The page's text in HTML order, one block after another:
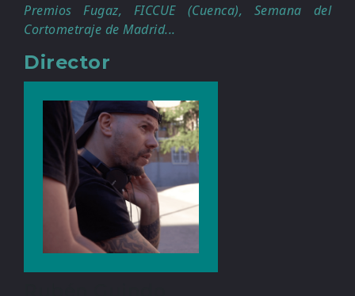
Premios Fugaz, FICCUE (Cuenca), Semana del
Cortometraje de Madrid...
Director